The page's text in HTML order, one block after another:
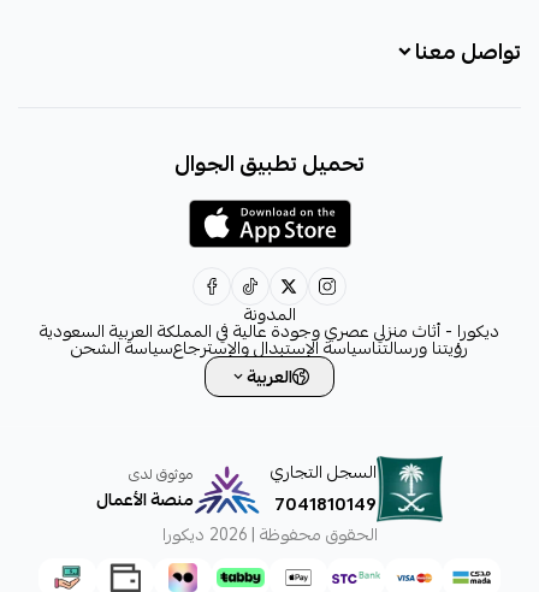
تواصل معنا
decora6586@gmail.com
تحميل تطبيق الجوال
المدونة
ديكورا - أثاث منزلي عصري وجودة عالية في المملكة العربية السعودية
رؤيتنا ورسالتناسياسة الإستبدال والإسترجاعسياسة الشحن
العربية
السجل التجاري
7041810149
موثوق لدى
منصة الأعمال
الحقوق محفوظة | 2026
ديكورا